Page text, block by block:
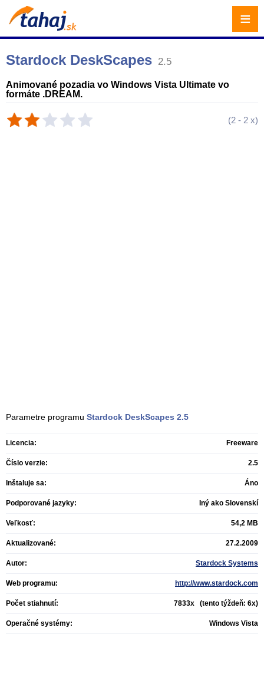
Stardock DeskScapes 2.5
Animované pozadia vo Windows Vista Ultimate vo
formáte .DREAM.
(2 - 2 x)
Parametre programu Stardock DeskScapes 2.5
Licencia: Freeware
Číslo verzie: 2.5
Inštaluje sa: Áno
Podporované jazyky: Iný ako Slovenskí
Veľkosť: 54,2 MB
Aktualizované: 27.2.2009
Autor: Stardock Systems
Web programu: http://www.stardock.com
Počet stiahnutí: 7833x (tento týždeň: 6x)
Operačné systémy: Windows Vista
≡